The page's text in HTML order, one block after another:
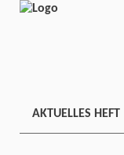
AKTUELLES HEFT